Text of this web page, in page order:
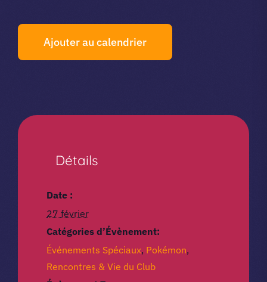
Ajouter au calendrier
Détails
Date :
27 février
Catégories d’Évènement:
Événements Spéciaux, Pokémon,
Rencontres & Vie du Club